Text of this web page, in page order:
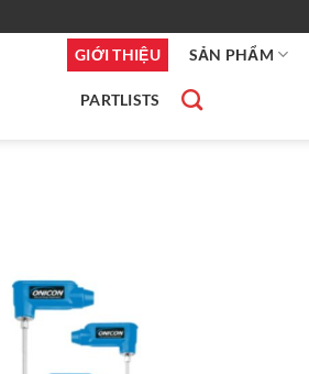
GIỚI THIỆU SẢN PHẨM
PARTLISTS